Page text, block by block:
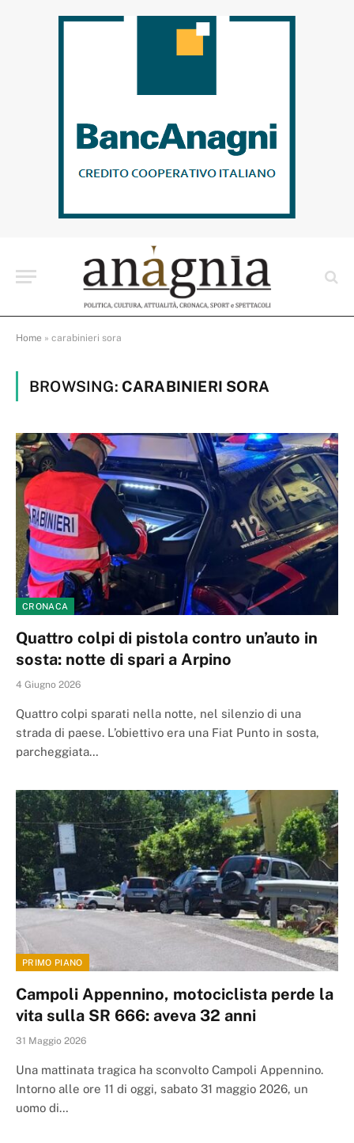
Home » carabinieri sora
BROWSING: CARABINIERI SORA
CRONACA
Quattro colpi di pistola contro un’auto in
sosta: notte di spari a Arpino
4 Giugno 2026
Quattro colpi sparati nella notte, nel silenzio di una
strada di paese. L’obiettivo era una Fiat Punto in sosta,
parcheggiata…
PRIMO PIANO
Campoli Appennino, motociclista perde la
vita sulla SR 666: aveva 32 anni
31 Maggio 2026
Una mattinata tragica ha sconvolto Campoli Appennino.
Intorno alle ore 11 di oggi, sabato 31 maggio 2026, un
uomo di…